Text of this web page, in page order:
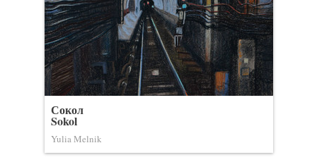
Сокол
Sokol
Yulia Melnik